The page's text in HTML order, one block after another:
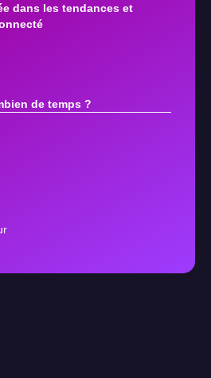
dans les tendances et
de temps ?